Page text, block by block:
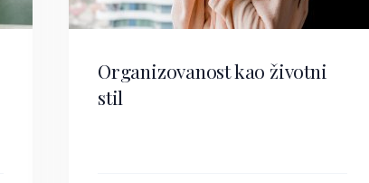
Organizovanost kao životni
stil